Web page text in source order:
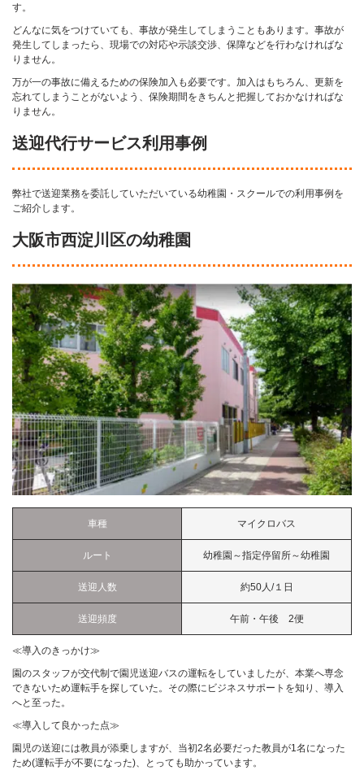
す。
どんなに気をつけていても、事故が発生してしまうこともあります。事故が
発生してしまったら、現場での対応や示談交渉、保障などを行わなければな
りません。
万が一の事故に備えるための保険加入も必要です。加入はもちろん、更新を
忘れてしまうことがないよう、保険期間をきちんと把握しておかなければな
りません。
送迎代行サービス利用事例
弊社で送迎業務を委託していただいている幼稚園・スクールでの利用事例を
ご紹介します。
大阪市西淀川区の幼稚園
車種 マイクロバス
ルート 幼稚園～指定停留所～幼稚園
送迎人数 約50人/１日
送迎頻度 午前・午後 2便
≪導入のきっかけ≫
園のスタッフが交代制で園児送迎バスの運転をしていましたが、本業へ専念
できないため運転手を探していた。その際にビジネスサポートを知り、導入
へと至った。
≪導入して良かった点≫
園児の送迎には教員が添乗しますが、当初2名必要だった教員が1名になった
ため(運転手が不要になった)、とっても助かっています。